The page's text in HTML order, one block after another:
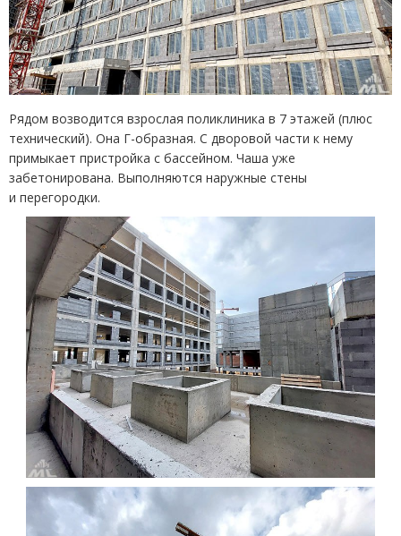
Рядом возводится взрослая поликлиника в 7 этажей (плюс
технический). Она Г-образная. С дворовой части к нему
примыкает пристройка с бассейном. Чаша уже
забетонирована. Выполняются наружные стены
и перегородки.